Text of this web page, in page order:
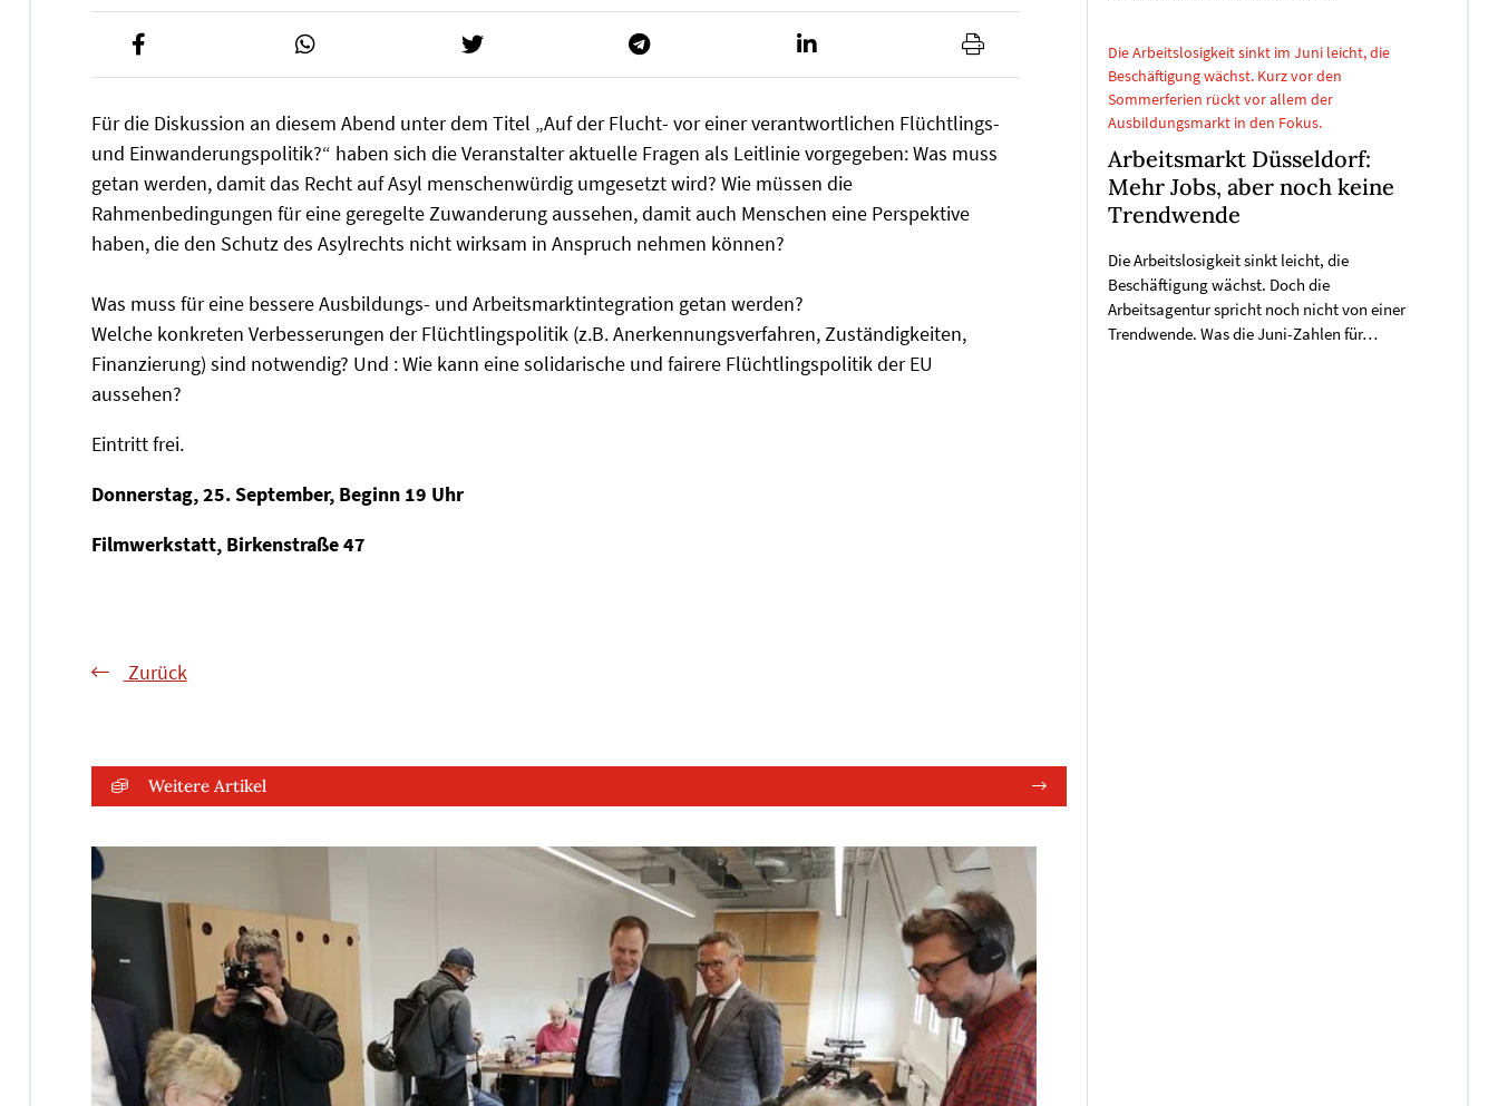
Für die Diskussion an diesem Abend unter dem Titel „Auf der Flucht- vor einer verantwortlichen Flüchtlings-
und Einwanderungspolitik?“ haben sich die Veranstalter aktuelle Fragen als Leitlinie vorgegeben: Was muss
getan werden, damit das Recht auf Asyl menschenwürdig umgesetzt wird? Wie müssen die
Rahmenbedingungen für eine geregelte Zuwanderung aussehen, damit auch Menschen eine Perspektive
haben, die den Schutz des Asylrechts nicht wirksam in Anspruch nehmen können?
Was muss für eine bessere Ausbildungs- und Arbeitsmarktintegration getan werden?
Welche konkreten Verbesserungen der Flüchtlingspolitik (z.B. Anerkennungsverfahren, Zuständigkeiten,
Finanzierung) sind notwendig? Und : Wie kann eine solidarische und fairere Flüchtlingspolitik der EU
aussehen?
Eintritt frei.
Donnerstag, 25. September, Beginn 19 Uhr
Filmwerkstatt, Birkenstraße 47
Zurück
Weitere Artikel
Die Arbeitslosigkeit sinkt im Juni leicht, die
Beschäftigung wächst. Kurz vor den
Sommerferien rückt vor allem der
Ausbildungsmarkt in den Fokus.
Arbeitsmarkt Düsseldorf:
Mehr Jobs, aber noch keine
Trendwende
Die Arbeitslosigkeit sinkt leicht, die
Beschäftigung wächst. Doch die
Arbeitsagentur spricht noch nicht von einer
Trendwende. Was die Juni-Zahlen für…